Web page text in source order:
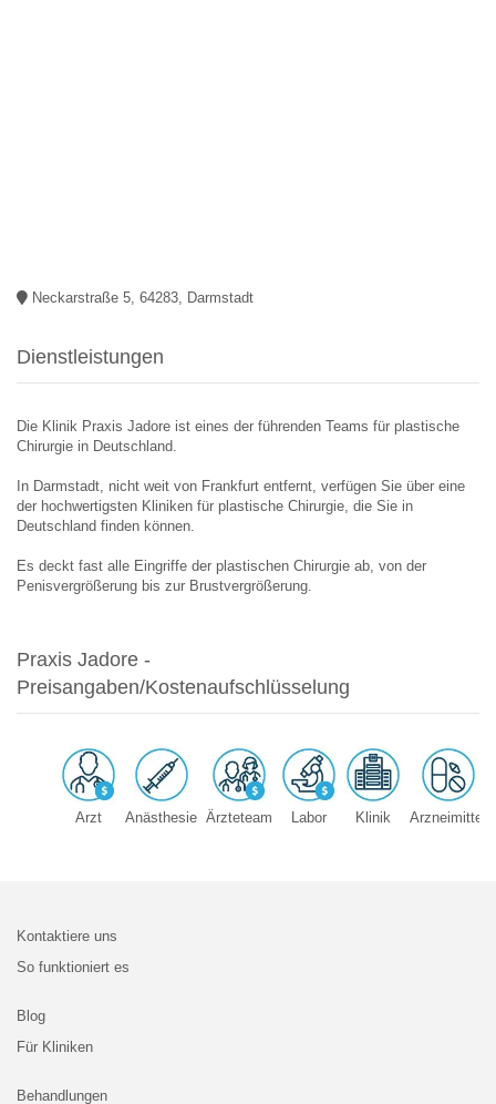
Neckarstraße 5, 64283, Darmstadt
Dienstleistungen
Die Klinik Praxis Jadore ist eines der führenden Teams für plastische
Chirurgie in Deutschland.
In Darmstadt, nicht weit von Frankfurt entfernt, verfügen Sie über eine
der hochwertigsten Kliniken für plastische Chirurgie, die Sie in
Deutschland finden können.
Es deckt fast alle Eingriffe der plastischen Chirurgie ab, von der
Penisvergrößerung bis zur Brustvergrößerung.
Praxis Jadore -
Preisangaben/Kostenaufschlüsselung
Arzt Anästhesie Ärzteteam Labor Klinik Arzneimittel
Kontaktiere uns
So funktioniert es
Blog
Für Kliniken
Behandlungen